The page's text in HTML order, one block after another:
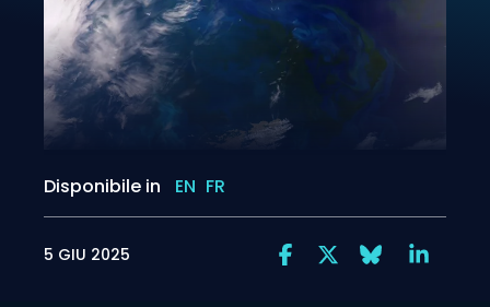
Disponibile in EN FR
5 GIU 2025